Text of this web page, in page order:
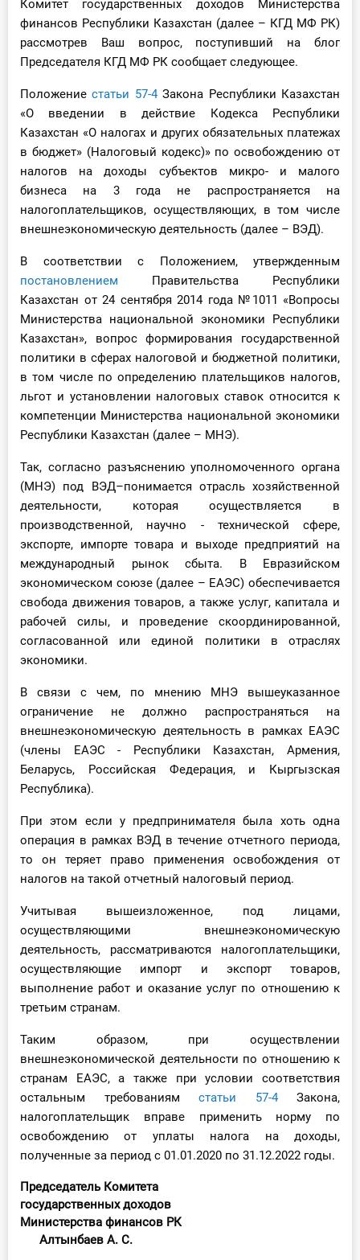
Кадры. Труд. Зарплата.
Учет по отраслям
Юридический помощник
Интернет-магазин
О Системе
Обучение
Тарифы
Тестирование для
бухгалтера
Комитет государственных доходов Министерства
финансов Республики Казахстан (далее – КГД МФ РК)
рассмотрев Ваш вопрос, поступивший на блог
Председателя КГД МФ РК сообщает следующее.
Положениестатьи 57-4Закона Республики Казахстан
«О введении в действие Кодекса Республики
Казахстан «О налогах и других обязательных платежах
в бюджет» (Налоговый кодекс)» по освобождению от
налогов на доходы субъектов микро- и малого
бизнеса на 3 года не распространяется на
налогоплательщиков, осуществляющих, в том числе
внешнеэкономическую деятельность (далее – ВЭД).
В соответствии с Положением, утвержденным
постановлением Правительства Республики
Казахстан от 24 сентября 2014 года №1011 «Вопросы
Министерства национальной экономики Республики
Казахстан», вопрос формирования государственной
политики в сферах налоговой и бюджетной политики,
в том числе по определению плательщиков налогов,
льгот и установлении налоговых ставок относится к
компетенции Министерства национальной экономики
Республики Казахстан (далее – МНЭ).
Так, согласно разъяснению уполномоченного органа
(МНЭ) под ВЭД–понимается отрасль хозяйственной
деятельности, которая осуществляется в
производственной, научно - технической сфере,
экспорте, импорте товара и выходе предприятий на
международный рынок сбыта. В Евразийском
экономическом союзе (далее – ЕАЭС) обеспечивается
свобода движения товаров, а также услуг, капитала и
рабочей силы, и проведение скоординированной,
согласованной или единой политики в отраслях
экономики.
В связи с чем, по мнению МНЭ вышеуказанное
ограничение не должно распространяться на
внешнеэкономическую деятельность в рамках ЕАЭС
(члены ЕАЭС - Республики Казахстан, Армения,
Беларусь, Российская Федерация, и Кыргызская
Республика).
При этом если у предпринимателя была хоть одна
операция в рамках ВЭД в течение отчетного периода,
то он теряет право применения освобождения от
налогов на такой отчетный налоговый период.
Учитывая вышеизложенное, под лицами,
осуществляющими внешнеэкономическую
деятельность, рассматриваются налогоплательщики,
осуществляющие импорт и экспорт товаров,
выполнение работ и оказание услуг по отношению к
третьим странам.
Таким образом, при осуществлении
внешнеэкономической деятельности по отношению к
странам ЕАЭС, а также при условии соответствия
остальным требованиям статьи 57-4Закона,
налогоплательщик вправе применить норму по
освобождению от уплаты налога на доходы,
полученные за период с 01.01.2020 по 31.12.2022 годы.
Председатель Комитета
государственных доходов
Министерства финансов РК
Алтынбаев А. С.